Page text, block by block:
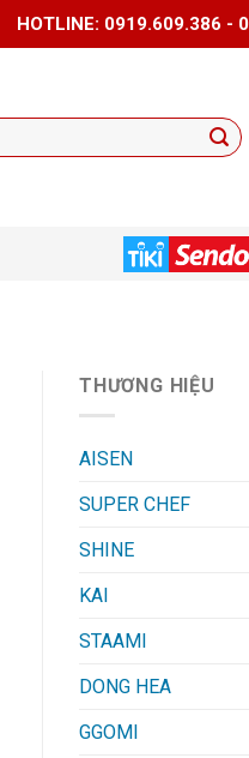
HOTLINE: 0919.609.386 -
THƯƠNG HIỆU
AISEN
SUPER CHEF
SHINE
KAI
STAAMI
DONG HEA
GGOMI